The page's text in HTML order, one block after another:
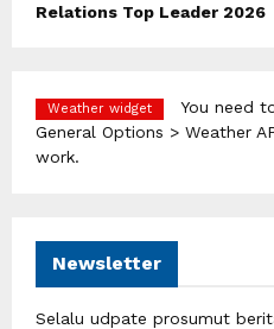
Relations Top Leader 2026
Weather widget
You need
General Options > Weather
work.
Newsletter
Selalu udpate prosumut